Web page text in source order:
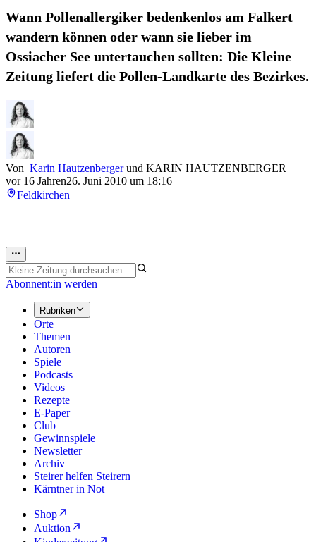
Wann Pollenallergiker bedenkenlos am Falkert
wandern können oder wann sie lieber im
Ossiacher See untertauchen sollten: Die Kleine
Zeitung liefert die Pollen-Landkarte des Bezirkes.
Von Karin Hautzenbergerund KARIN HAUTZENBERGER
vor 16 Jahren26. Juni 2010 um 18:16
Feldkirchen
Abonnent:in werden
Rubriken
Orte
Themen
Autoren
Spiele
Podcasts
Videos
Rezepte
E-Paper
Club
Gewinnspiele
Newsletter
Archiv
Steirer helfen Steirern
Kärntner in Not
Shop
Auktion